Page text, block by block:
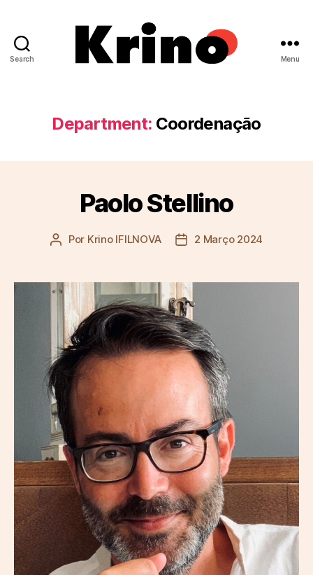
Search Menu
Department: Coordenação
Paolo Stellino
Autor
Por Krino IFILNOVA
Data2 Março 2024